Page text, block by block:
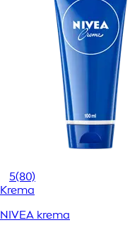
5(80)
Krema
NIVEA krema